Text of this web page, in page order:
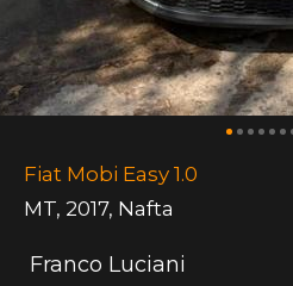
Fiat Mobi Easy 1.0
MT, 2017, Nafta
Franco Luciani